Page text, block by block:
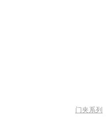
门夹系列